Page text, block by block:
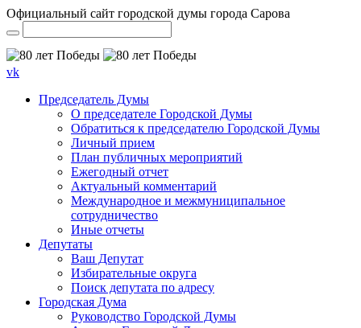
Официальный сайт городской думы города Сарова
vk
Председатель Думы
О председателе Городской Думы
Обратиться к председателю Городской Думы
Личный прием
План публичных мероприятий
Ежегодный отчет
Актуальный комментарий
Международное и межмуниципальное
сотрудничество
Иные отчеты
Депутаты
Ваш Депутат
Избирательные округа
Поиск депутата по адресу
Городская Дума
Руководство Городской Думы